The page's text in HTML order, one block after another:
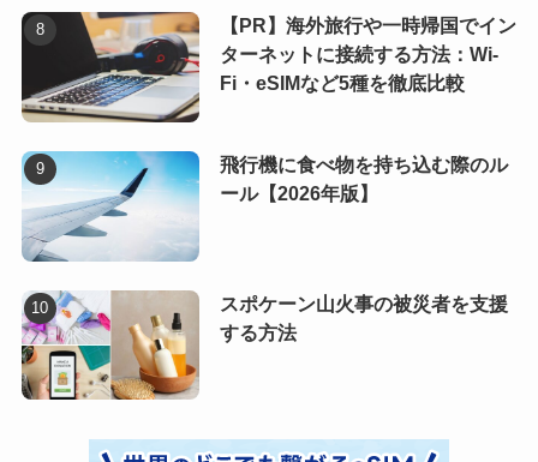
【PR】海外旅行や一時帰国でイン
ターネットに接続する方法：Wi-
Fi・eSIMなど5種を徹底比較
飛行機に食べ物を持ち込む際のル
ール【2026年版】
スポケーン山火事の被災者を支援
する方法